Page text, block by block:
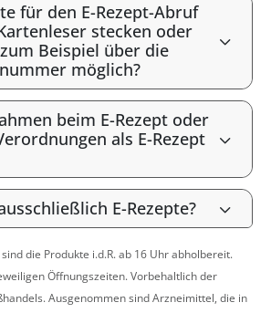
für den E-Rezept-Abruf
stecken oder
Beispiel über die
möglich?
beim E-Rezept oder
als E-Rezept
E-Rezepte?
die Produkte i.d.R. ab 16 Uhr abholbereit.
Öffnungszeiten. Vorbehaltlich der
Ausgenommen sind Arzneimittel, die in